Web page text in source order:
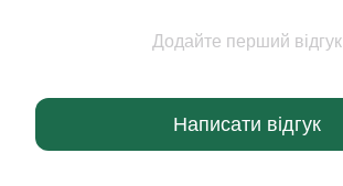
Додайте перший відгук
Написати відгук